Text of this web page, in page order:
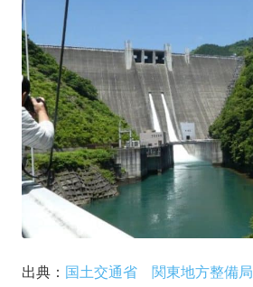
出典： 国土交通省 関東地方整備局